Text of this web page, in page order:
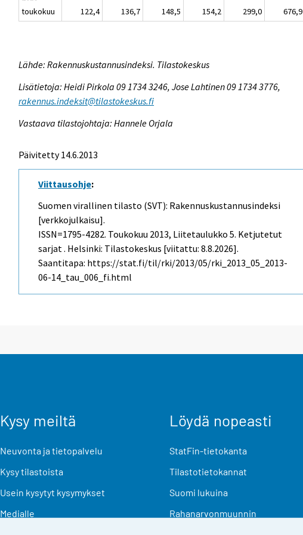
toukokuu
122,4 136,7 148,5 154,2 299,0 676,9
Lähde: Rakennuskustannusindeksi. Tilastokeskus
Lisätietoja: Heidi Pirkola 09 1734 3246, Jose Lahtinen 09 1734 3776,
rakennus.indeksit@tilastokeskus.fi
Vastaava tilastojohtaja: Hannele Orjala
Päivitetty 14.6.2013
Viittausohje:
Suomen virallinen tilasto (SVT): Rakennuskustannusindeksi
[verkkojulkaisu].
ISSN=1795-4282. Toukokuu 2013, Liitetaulukko 5. Ketjutetut
sarjat . Helsinki: Tilastokeskus [viitattu: 8.8.2026].
Saantitapa: https://stat.fi/til/rki/2013/05/rki_2013_05_2013-
06-14_tau_006_fi.html
Kysy meiltä
Neuvonta ja tietopalvelu
Kysy tilastoista
Usein kysytyt kysymykset
Medialle
Löydä nopeasti
StatFin-tietokanta
Tilastotietokannat
Suomi lukuina
Rahanarvonmuunnin